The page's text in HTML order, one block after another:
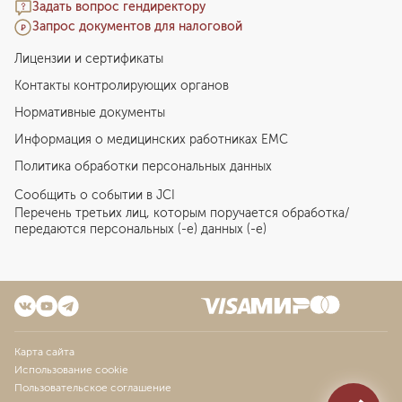
Задать вопрос гендиректору
Запрос документов для налоговой
Лицензии и сертификаты
Контакты контролирующих органов
Нормативные документы
Информация о медицинских работниках EMC
Политика обработки персональных данных
Сообщить о событии в JCI
Перечень третьих лиц, которым поручается обработка/
передаются персональных (-е) данных (-е)
Карта сайта
Использование cookie
Пользовательское соглашение